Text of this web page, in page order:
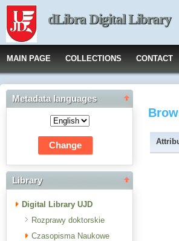
dLibra Digital Library
MAIN PAGE COLLECTIONS CONTACT
Metadata languages
Library
Digital Library UJD
Rozprawy doktorskie
Czasopisma Naukowe